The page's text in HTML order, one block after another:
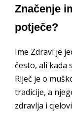
Značenje
potječe?
Ime Zdravi je
često, ali kada
Riječ je o
tradicije, a
zdravlja i